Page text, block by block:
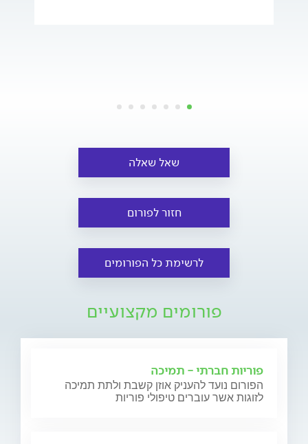
שאל שאלה
חזור לפורום
לרשימת כל הפורומים
פורומים מקצועיים
פוריות חברתי - תמיכה
הפורום נועד להעניק אוזן קשבת ולתת תמיכה
לזוגות אשר עוברים טיפולי פוריות